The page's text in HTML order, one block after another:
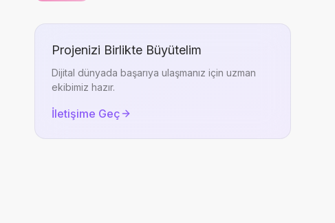
Projenizi Birlikte Büyütelim
Dijital dünyada başarıya ulaşmanız için uzman
ekibimiz hazır.
İletişime Geç